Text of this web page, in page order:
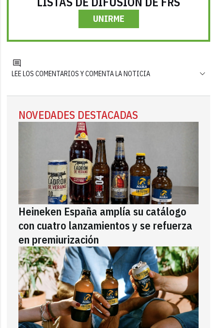
UNIRME
LEE LOS COMENTARIOS Y COMENTA LA NOTICIA
NOVEDADES DESTACADAS
Heineken España amplía su catálogo
con cuatro lanzamientos y se refuerza
en premiurización